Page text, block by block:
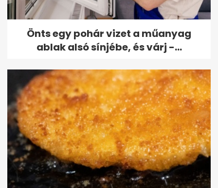
Önts egy pohár vizet a műanyag
ablak alsó sínjébe, és várj -...